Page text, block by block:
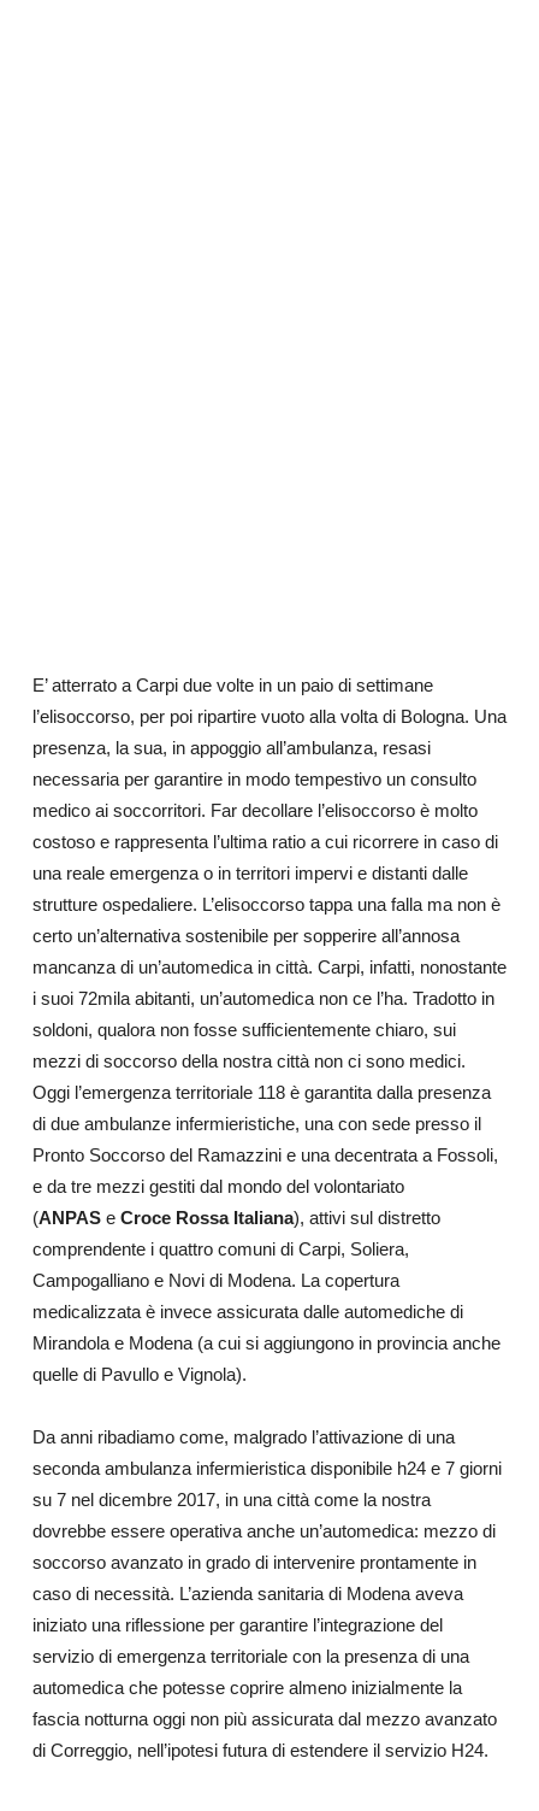
E’ atterrato a Carpi due volte in un paio di settimane
l’elisoccorso, per poi ripartire vuoto alla volta di Bologna. Una
presenza, la sua, in appoggio all’ambulanza, resasi
necessaria per garantire in modo tempestivo un consulto
medico ai soccorritori. Far decollare l’elisoccorso è molto
costoso e rappresenta l’ultima ratio a cui ricorrere in caso di
una reale emergenza o in territori impervi e distanti dalle
strutture ospedaliere. L’elisoccorso tappa una falla ma non è
certo un’alternativa sostenibile per sopperire all’annosa
mancanza di un’automedica in città. Carpi, infatti, nonostante
i suoi 72mila abitanti, un’automedica non ce l’ha. Tradotto in
soldoni, qualora non fosse sufficientemente chiaro, sui
mezzi di soccorso della nostra città non ci sono medici.
Oggi l’emergenza territoriale 118 è garantita dalla presenza
di due ambulanze infermieristiche, una con sede presso il
Pronto Soccorso del Ramazzini e una decentrata a Fossoli,
e da tre mezzi gestiti dal mondo del volontariato
(ANPASe Croce Rossa Italiana), attivi sul distretto
comprendente i quattro comuni di Carpi, Soliera,
Campogalliano e Novi di Modena. La copertura
medicalizzata è invece assicurata dalle automediche di
Mirandola e Modena (a cui si aggiungono in provincia anche
quelle di Pavullo e Vignola).
Da anni ribadiamo come, malgrado l’attivazione di una
seconda ambulanza infermieristica disponibile h24 e 7 giorni
su 7 nel dicembre 2017, in una città come la nostra
dovrebbe essere operativa anche un’automedica: mezzo di
soccorso avanzato in grado di intervenire prontamente in
caso di necessità. L’azienda sanitaria di Modena aveva
iniziato una riflessione per garantire l’integrazione del
servizio di emergenza territoriale con la presenza di una
automedica che potesse coprire almeno inizialmente la
fascia notturna oggi non più assicurata dal mezzo avanzato
di Correggio, nell’ipotesi futura di estendere il servizio H24.